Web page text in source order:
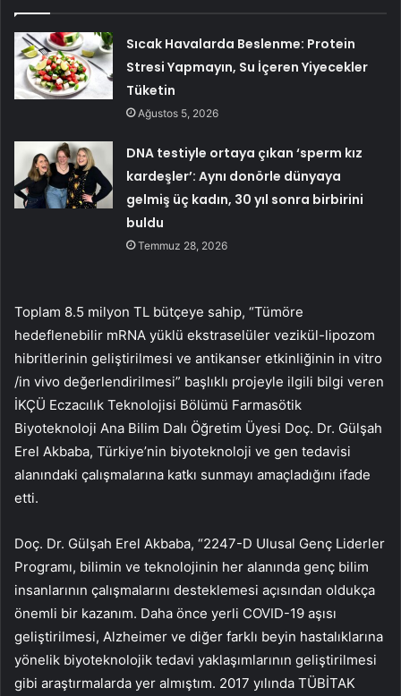
Sıcak Havalarda Beslenme: Protein
Stresi Yapmayın, Su İçeren Yiyecekler
Tüketin
Ağustos 5, 2026
DNA testiyle ortaya çıkan ‘sperm kız
kardeşler’: Aynı donörle dünyaya
gelmiş üç kadın, 30 yıl sonra birbirini
buldu
Temmuz 28, 2026
Toplam 8.5 milyon TL bütçeye sahip, “Tümöre
hedeflenebilir mRNA yüklü ekstraselüler vezikül-lipozom
hibritlerinin geliştirilmesi ve antikanser etkinliğinin in vitro
/in vivo değerlendirilmesi” başlıklı projeyle ilgili bilgi veren
İKÇÜ Eczacılık Teknolojisi Bölümü Farmasötik
Biyoteknoloji Ana Bilim Dalı Öğretim Üyesi Doç. Dr. Gülşah
Erel Akbaba, Türkiye’nin biyoteknoloji ve gen tedavisi
alanındaki çalışmalarına katkı sunmayı amaçladığını ifade
etti.
Doç. Dr. Gülşah Erel Akbaba, “2247-D Ulusal Genç Liderler
Programı, bilimin ve teknolojinin her alanında genç bilim
insanlarının çalışmalarını desteklemesi açısından oldukça
önemli bir kazanım. Daha önce yerli COVID-19 aşısı
geliştirilmesi, Alzheimer ve diğer farklı beyin hastalıklarına
yönelik biyoteknolojik tedavi yaklaşımlarının geliştirilmesi
gibi araştırmalarda yer almıştım. 2017 yılında TÜBİTAK